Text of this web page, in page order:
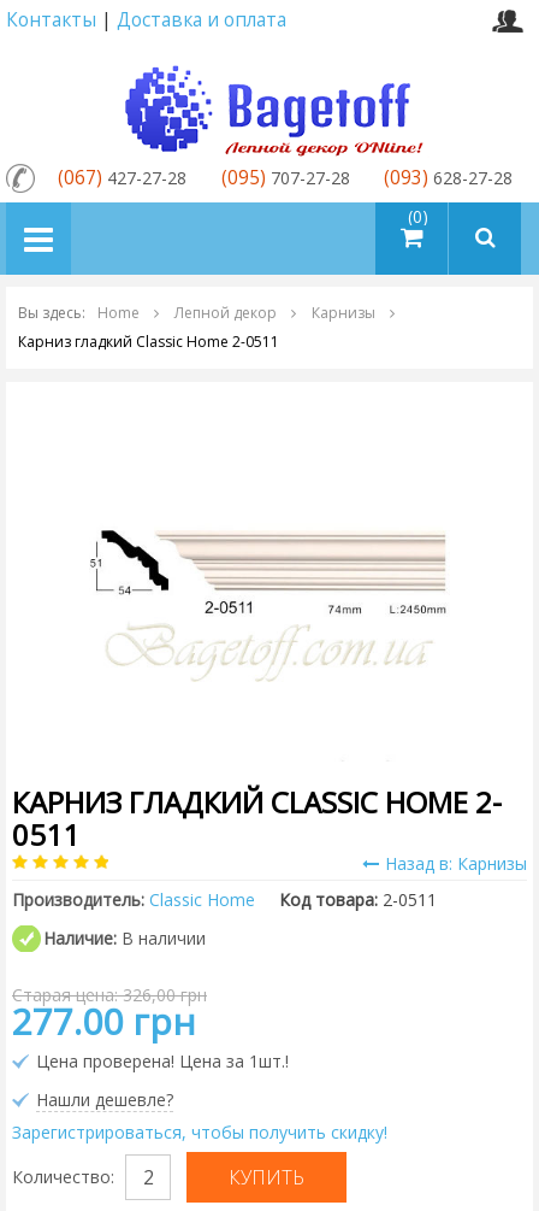
Контакты | Доставка и оплата
товаров (0)
(067) 427-27-28 (095) 707-27-28 (093) 628-27-28
Вы здесь: Home Лепной декор
Карнизы
Карниз гладкий Classic Home 2-0511
КАРНИЗ ГЛАДКИЙ CLASSIC HOME 2-
0511
Назад в: Карнизы
Производитель: Classic Home Код товара: 2-0511
Наличие: В наличии
Старая цена: 326,00 грн
277.00 грн
Цена проверена! Цена за 1шт.!
Нашли дешевле?
Зарегистрироваться, чтобы получить скидку!
Количество: